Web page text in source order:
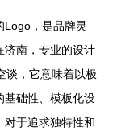
Logo，是品牌灵
济南，专业的设计
谈，它意味着以极
基础性、模板化设
对于追求独特性和